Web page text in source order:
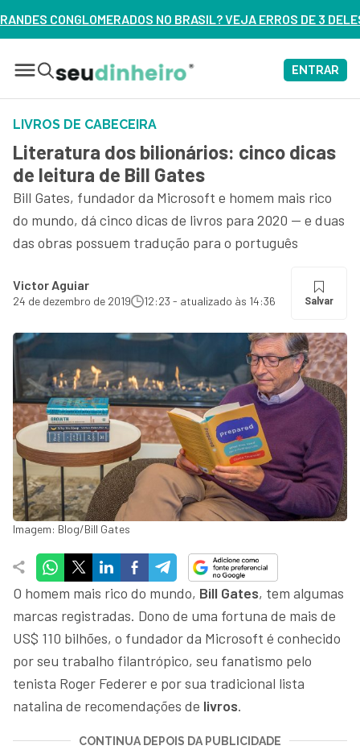
VEJA ERROS DE 3 DELES – ASSISTA AGORA
ENTRAR
LIVROS DE CABECEIRA
Literatura dos bilionários: cinco dicas
de leitura de Bill Gates
Bill Gates, fundador da Microsoft e homem mais rico
do mundo, dá cinco dicas de livros para 2020 — e duas
das obras possuem tradução para o português
Victor Aguiar
24 de dezembro de 2019 12:23 - atualizado às 14:36 Salvar
Imagem: Blog/Bill Gates
O homem mais rico do mundo, Bill Gates, tem algumas
marcas registradas. Dono de uma fortuna de mais de
US$ 110 bilhões, o fundador da Microsoft é conhecido
por seu trabalho filantrópico, seu fanatismo pelo
tenista Roger Federer e por sua tradicional lista
natalina de recomendações de livros.
CONTINUA DEPOIS DA PUBLICIDADE